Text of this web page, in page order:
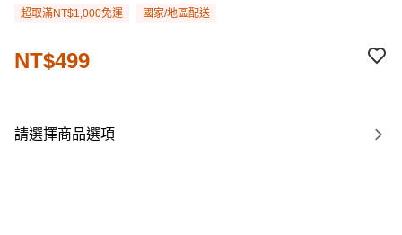
超取滿NT$1,000免運 國家/地區配送
NT$499
請選擇商品選項